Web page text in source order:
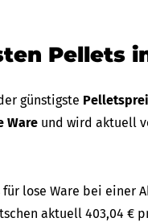
Pellets
günstigste
Ware und wird aktuell
lose Ware bei einer
aktuell 403,04 €